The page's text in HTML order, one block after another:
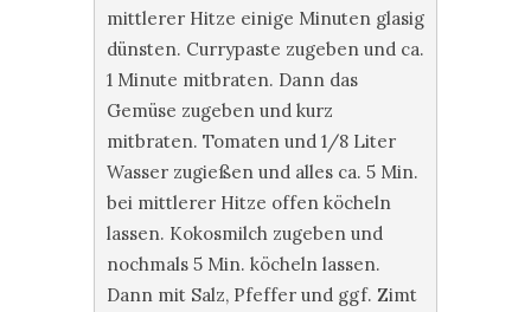
mittlerer Hitze einige Minuten glasig
dünsten. Currypaste zugeben und ca.
1 Minute mitbraten. Dann das
Gemüse zugeben und kurz
mitbraten. Tomaten und 1/8 Liter
Wasser zugießen und alles ca. 5 Min.
bei mittlerer Hitze offen köcheln
lassen. Kokosmilch zugeben und
nochmals 5 Min. köcheln lassen.
Dann mit Salz, Pfeffer und ggf. Zimt